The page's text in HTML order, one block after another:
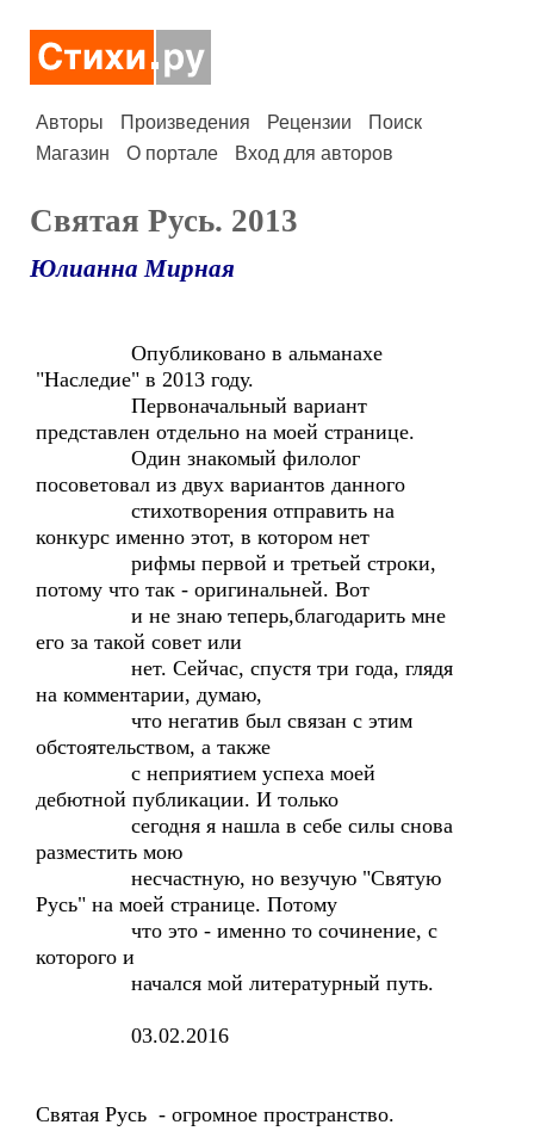
Авторы Произведения Рецензии
Поиск
Магазин
О портале Вход для авторов
Святая Русь. 2013
Юлианна Мирная
Опубликовано в альманахе
"Наследие" в 2013 году.
Первоначальный вариант
представлен отдельно на моей странице.
Один знакомый филолог
посоветовал из двух вариантов данного
стихотворения отправить на
конкурс именно этот, в котором нет
рифмы первой и третьей строки,
потому что так - оригинальней. Вот
и не знаю теперь,благодарить мне
его за такой совет или
нет. Сейчас, спустя три года, глядя
на комментарии, думаю,
что негатив был связан с этим
обстоятельством, а также
с неприятием успеха моей
дебютной публикации. И только
сегодня я нашла в себе силы снова
разместить мою
несчастную, но везучую "Святую
Русь" на моей странице. Потому
что это - именно то сочинение, с
которого и
начался мой литературный путь.
03.02.2016
Святая Русь - огромное пространство.